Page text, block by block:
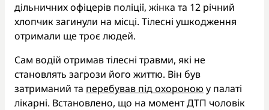
дільничних офіцерів поліції, жінка та 12 річний
хлопчик загинули на місці. Тілесні ушкодження
отримали ще троє людей.
Сам водій отримав тілесні травми, які не
становлять загрози його життю. Він був
затриманий та перебував під охороною у палаті
лікарні. Встановлено, що на момент ДТП чоловік